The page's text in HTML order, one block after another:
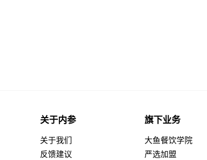
关于内参
关于我们
反馈建议
旗下业务
大鱼餐饮学院
严选加盟